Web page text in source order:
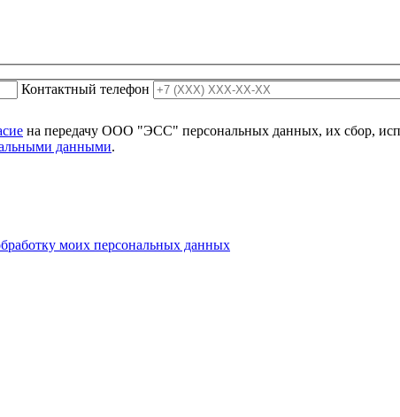
Контактный телефон
на передачу ООО "ЭСС" персональных данных, их сбор,
данными.
моих персональных данных